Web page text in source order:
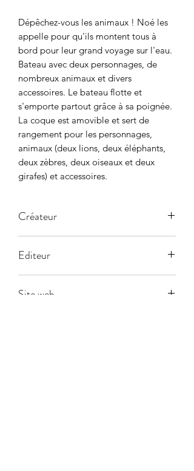
Dépêchez-vous les animaux ! Noé les
appelle pour qu'ils montent tous à
bord pour leur grand voyage sur l'eau.
Bateau avec deux personnages, de
nombreux animaux et divers
accessoires. Le bateau flotte et
s'emporte partout grâce à sa poignée.
La coque est amovible et sert de
rangement pour les personnages,
animaux (deux lions, deux éléphants,
deux zèbres, deux oiseaux et deux
girafes) et accessoires.
Créateur
Editeur
Site web